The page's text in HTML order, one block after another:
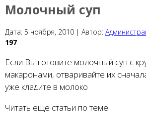
Молочный суп
Дата: 5 ноября, 2010 | Автор:
197
Если Вы готовите молочный суп с
макаронами, отваривайте их
уже кладите в молоко
Читать еще статьи по теме